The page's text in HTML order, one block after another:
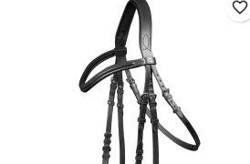
favorite_border